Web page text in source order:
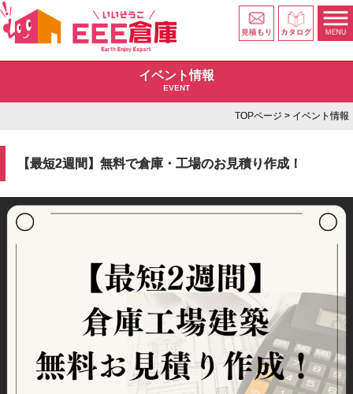
イベント情報
EVENT
TOPページ > イベント情報
【最短2週間】無料で倉庫・工場のお見積り作成！